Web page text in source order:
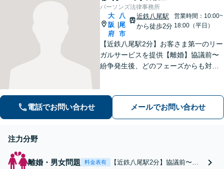
パーソンズ法律事務所
大
阪
府
八
尾
市
近鉄八尾駅
から徒歩2分
営業時間：10:00~
18:00（平日）
【近鉄八尾駅2分】お客さま第一のリー
ガルサービスを提供【離婚】協議前〜
紛争発生後、どのフェーズからも対
害保険会社側の事情に精通し、適切な
賠償金の獲得を目指します【夜間・休
日相談OK】
電話でお問い合わせ メールでお問い合わせ
注力分野
離婚・男女問題 料金表有
【近鉄八尾駅2分】協議前〜紛